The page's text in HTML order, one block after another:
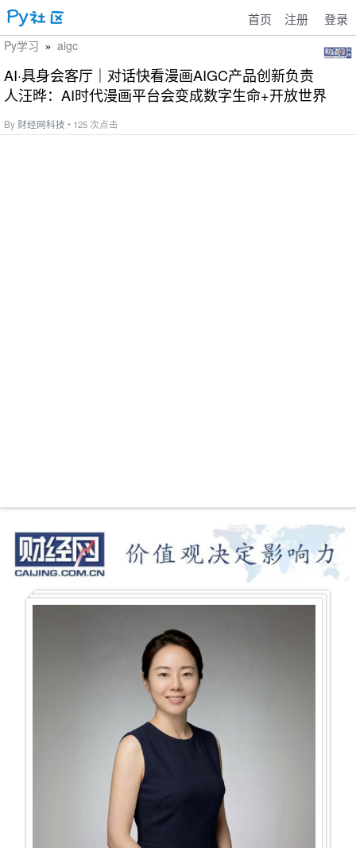
首页 注册 登录
Py学习 » aigc
AI·具身会客厅｜对话快看漫画AIGC产品创新负责
人汪晔：AI时代漫画平台会变成数字生命+开放世界
By 财经网科技 • 125 次点击